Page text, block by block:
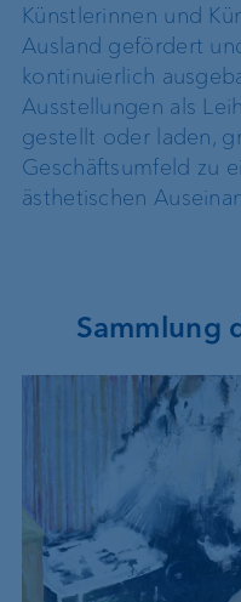
Künstlerinnen und
Ausland gefördert
kontinuierlich
Ausstellungen als
gestellt oder laden,
Geschäftsumfeld zu
ästhetischen
Sammlung